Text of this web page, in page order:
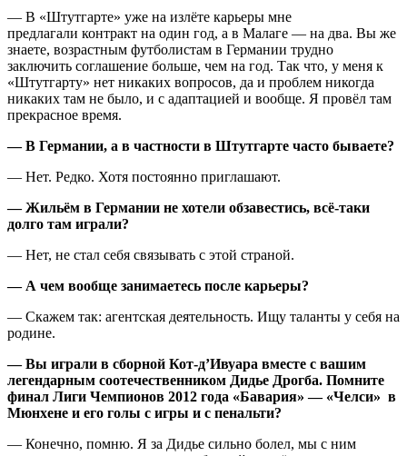
— В «Штутгарте» уже на излёте карьеры мне
предлагали контракт на один год, а в Малаге — на два. Вы же
знаете, возрастным футболистам в Германии трудно
заключить соглашение больше, чем на год. Так что, у меня к
«Штутгарту» нет никаких вопросов, да и проблем никогда
никаких там не было, и с адаптацией и вообще. Я провёл там
прекрасное время.
— В Германии, а в частности в Штутгарте часто бываете?
— Нет. Редко. Хотя постоянно приглашают.
— Жильём в Германии не хотели обзавестись, всё-таки
долго там играли?
— Нет, не стал себя связывать с этой страной.
— А чем вообще занимаетесь после карьеры?
— Скажем так: агентская деятельность. Ищу таланты у себя на
родине.
— Вы играли в сборной Кот-д’Ивуара вместе с вашим
легендарным соотечественником Дидье Дрогба. Помните
финал Лиги Чемпионов 2012 года «Бавария» — «Челси» в
Мюнхене и его голы с игры и с пенальти?
— Конечно, помню. Я за Дидье сильно болел, мы с ним